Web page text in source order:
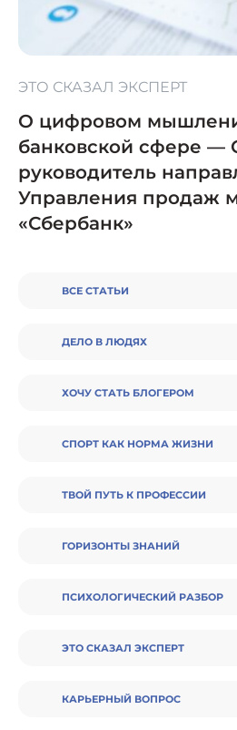
ЭТО СКАЗАЛ ЭКСПЕРТ
О цифровом
банковской сфере —
руководитель
Управления продаж
«Сбербанк»
ВСЕ СТАТЬИ
ДЕЛО В ЛЮДЯХ
ХОЧУ СТАТЬ БЛОГЕРОМ
СПОРТ КАК НОРМА ЖИЗНИ
ТВОЙ ПУТЬ К ПРОФЕССИИ
ГОРИЗОНТЫ ЗНАНИЙ
ПСИХОЛОГИЧЕСКИЙ РАЗБОР
ЭТО СКАЗАЛ ЭКСПЕРТ
КАРЬЕРНЫЙ ВОПРОС